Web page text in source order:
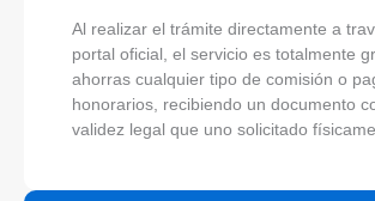
Al realizar el trámite directamente a
portal oficial, el servicio es totalmente
ahorras cualquier tipo de comisión o
honorarios, recibiendo un documento
validez legal que uno solicitado